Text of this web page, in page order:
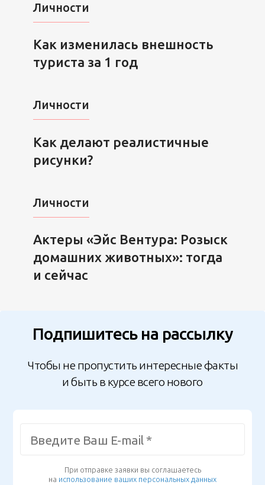
Личности
Как изменилась внешность
туриста за 1 год
Личности
Как делают реалистичные
рисунки?
Личности
Актеры «Эйс Вентура: Розыск
домашних животных»: тогда
и сейчас
Подпишитесь на рассылку
Чтобы не пропустить интересные факты
и быть в курсе всего нового
При отправке заявки вы соглашаетесь
на использование ваших персональных данных